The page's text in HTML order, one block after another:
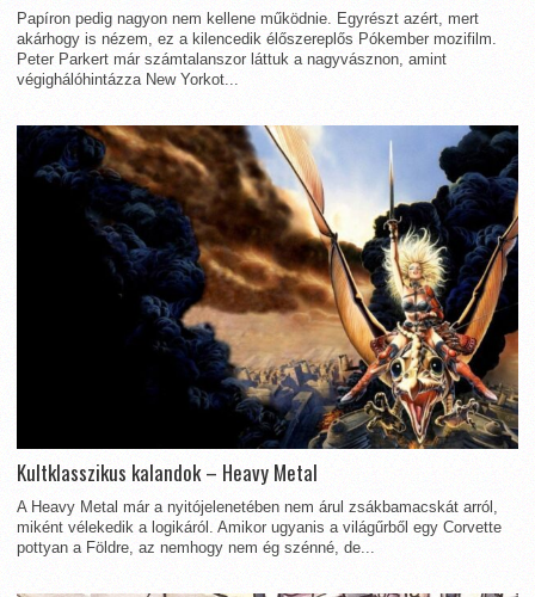
Papíron pedig nagyon nem kellene működnie. Egyrészt azért, mert
akárhogy is nézem, ez a kilencedik élőszereplős Pókember mozifilm.
Peter Parkert már számtalanszor láttuk a nagyvásznon, amint
végighálóhintázza New Yorkot...
Kultklasszikus kalandok – Heavy Metal
A Heavy Metal már a nyitójelenetében nem árul zsákbamacskát arról,
miként vélekedik a logikáról. Amikor ugyanis a világűrből egy Corvette
pottyan a Földre, az nemhogy nem ég szénné, de...